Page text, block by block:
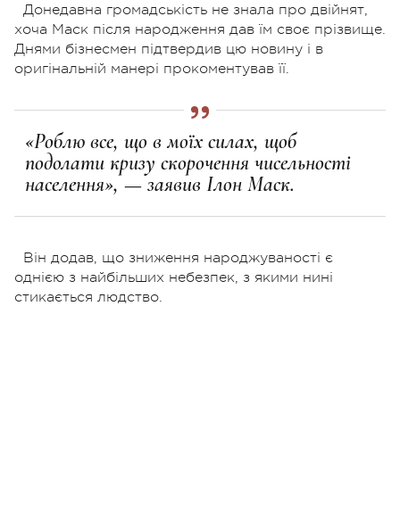
Донедавна громадськість не знала про двійнят,
хоча Маск після народження дав їм своє прізвище.
Днями бізнесмен підтвердив цю новину і в
оригінальній манері прокоментував її.
«Роблю все, що в моїх силах, щоб
подолати кризу скорочення чисельності
населення», — заявив Ілон Маск.
Він додав, що зниження народжуваності є
однією з найбільших небезпек, з якими нині
стикається людство.